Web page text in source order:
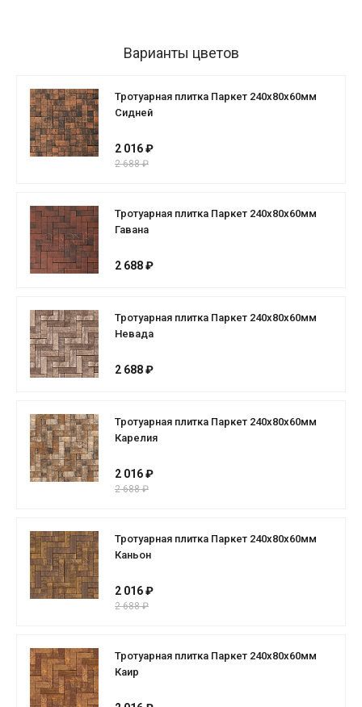
Варианты цветов
Тротуарная плитка Паркет 240x80x60мм
Сидней
2 016 ₽
2 688 ₽
Тротуарная плитка Паркет 240x80x60мм
Гавана
2 688 ₽
Тротуарная плитка Паркет 240x80x60мм
Невада
2 688 ₽
Тротуарная плитка Паркет 240x80x60мм
Карелия
2 016 ₽
2 688 ₽
Тротуарная плитка Паркет 240x80x60мм
Каньон
2 016 ₽
2 688 ₽
Тротуарная плитка Паркет 240x80x60мм
Каир